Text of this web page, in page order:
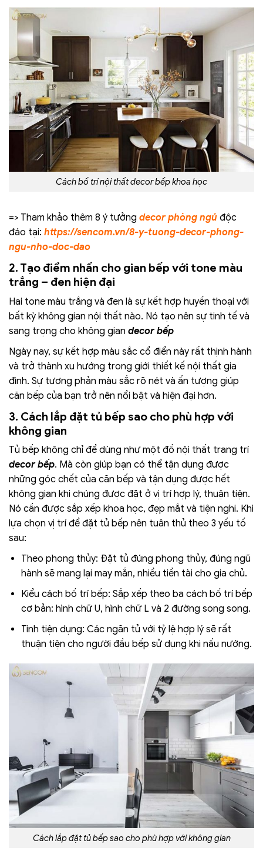
Cách bố trí nội thất decor bếp khoa học
=> Tham khảo thêm 8 ý tưởng decor phòng ngủ độc
đáo tại: https://sencom.vn/8-y-tuong-decor-phong-
ngu-nho-doc-dao
2. Tạo điểm nhấn cho gian bếp với tone màu
trắng – đen hiện đại
Hai tone màu trắng và đen là sự kết hợp huyền thoại với
bất kỳ không gian nội thất nào. Nó tạo nên sự tinh tế và
sang trọng cho không gian decor bếp
Ngày nay, sự kết hợp màu sắc cổ điển này rất thịnh hành
và trở thành xu hướng trong giới thiết kế nội thất gia
đình. Sự tương phản màu sắc rõ nét và ấn tượng giúp
căn bếp của bạn trở nên nổi bật và hiện đại hơn.
3. Cách lắp đặt tủ bếp sao cho phù hợp với
không gian
Tủ bếp không chỉ để dùng như một đồ nội thất trang trí
decor bếp. Mà còn giúp bạn có thể tận dụng được
những góc chết của căn bếp và tận dụng được hết
không gian khi chúng được đặt ở vị trí hợp lý, thuận tiện.
Nó cần được sắp xếp khoa học, đẹp mắt và tiện nghi. Khi
lựa chọn vị trí để đặt tủ bếp nên tuân thủ theo 3 yếu tố
sau:
Theo phong thủy: Đặt tủ đúng phong thủy, đúng ngũ
hành sẽ mang lại may mắn, nhiều tiền tài cho gia chủ.
Kiểu cách bố trí bếp: Sắp xếp theo ba cách bố trí bếp
cơ bản: hình chữ U, hình chữ L và 2 đường song song.
Tính tiện dụng: Các ngăn tủ với tỷ lệ hợp lý sẽ rất
thuận tiện cho người đầu bếp sử dụng khi nấu nướng.
Cách lắp đặt tủ bếp sao cho phù hợp với không gian